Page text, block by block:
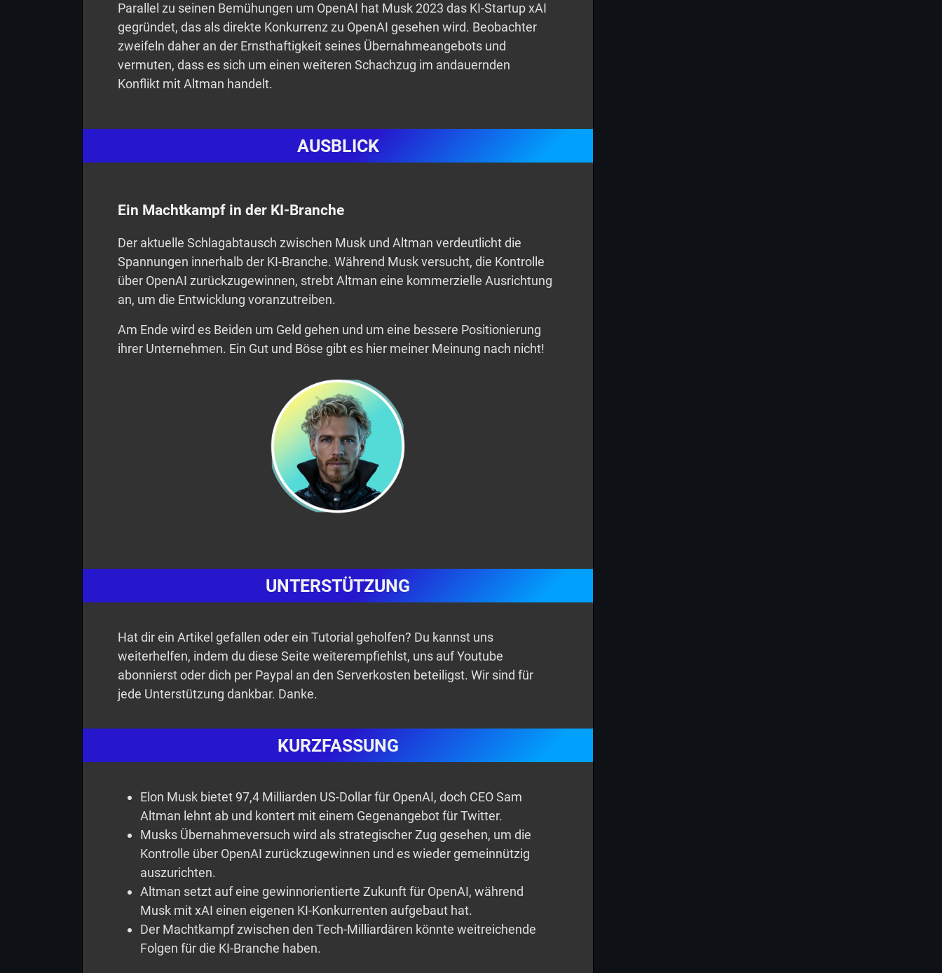
Parallel zu seinen Bemühungen um OpenAI hat Musk 2023 das KI-Startup xAI
gegründet, das als direkte Konkurrenz zu OpenAI gesehen wird. Beobachter
zweifeln daher an der Ernsthaftigkeit seines Übernahmeangebots und
vermuten, dass es sich um einen weiteren Schachzug im andauernden
Konflikt mit Altman handelt.
AUSBLICK
Ein Machtkampf in der KI-Branche
Der aktuelle Schlagabtausch zwischen Musk und Altman verdeutlicht die
Spannungen innerhalb der KI-Branche. Während Musk versucht, die Kontrolle
über OpenAI zurückzugewinnen, strebt Altman eine kommerzielle Ausrichtung
an, um die Entwicklung voranzutreiben.
Am Ende wird es Beiden um Geld gehen und um eine bessere Positionierung
ihrer Unternehmen. Ein Gut und Böse gibt es hier meiner Meinung nach nicht!
UNTERSTÜTZUNG
Hat dir ein Artikel gefallen oder ein Tutorial geholfen? Du kannst uns
weiterhelfen, indem du diese Seite weiterempfiehlst, uns auf Youtube
abonnierst oder dich per Paypal an den Serverkosten beteiligst. Wir sind für
jede Unterstützung dankbar. Danke.
KURZFASSUNG
Elon Musk bietet 97,4 Milliarden US-Dollar für OpenAI, doch CEO Sam
Altman lehnt ab und kontert mit einem Gegenangebot für Twitter.
Musks Übernahmeversuch wird als strategischer Zug gesehen, um die
Kontrolle über OpenAI zurückzugewinnen und es wieder gemeinnützig
auszurichten.
Altman setzt auf eine gewinnorientierte Zukunft für OpenAI, während
Musk mit xAI einen eigenen KI-Konkurrenten aufgebaut hat.
Der Machtkampf zwischen den Tech-Milliardären könnte weitreichende
Folgen für die KI-Branche haben.